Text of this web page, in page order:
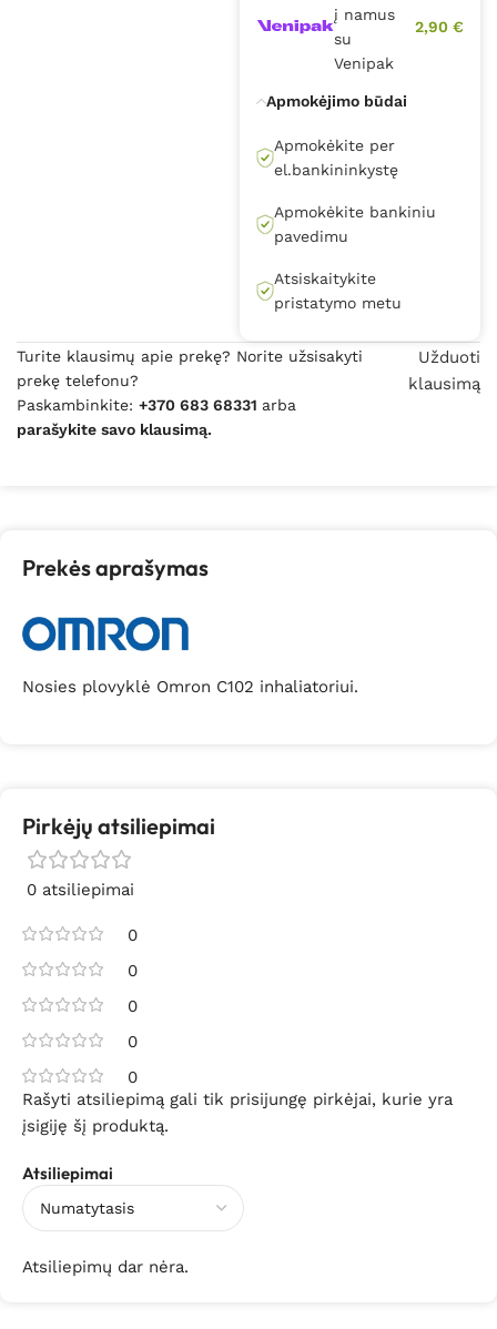
į namus
su
Venipak
2,90 €
Apmokėjimo būdai
Apmokėkite per
el.bankininkystę
Apmokėkite bankiniu
pavedimu
Atsiskaitykite
pristatymo metu
Turite klausimų apie prekę? Norite užsisakyti
prekę telefonu?
Paskambinkite: +370 683 68331 arba
parašykite savo klausimą.
Užduoti
klausimą
Prekės aprašymas
Nosies plovyklė Omron C102 inhaliatoriui.
Pirkėjų atsiliepimai
0 atsiliepimai
0
0
0
0
0
Atsiliepimai
Atsiliepimų dar nėra.
Rašyti atsiliepimą gali tik prisijungę pirkėjai, kurie yra
įsigiję šį produktą.